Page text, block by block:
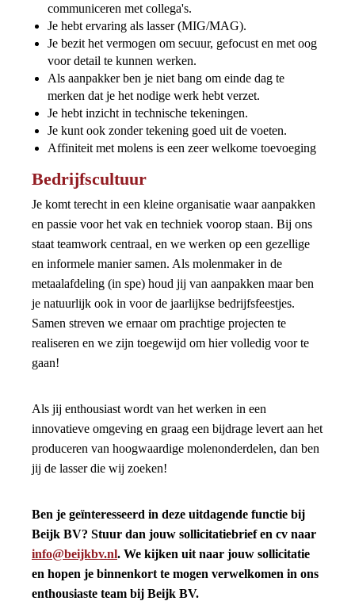
communiceren met collega's.
Je hebt ervaring als lasser (MIG/MAG).
Je bezit het vermogen om secuur, gefocust en met oog
voor detail te kunnen werken.
Als aanpakker ben je niet bang om einde dag te
merken dat je het nodige werk hebt verzet.
Je hebt inzicht in technische tekeningen.
Je kunt ook zonder tekening goed uit de voeten.
Affiniteit met molens is een zeer welkome toevoeging
Bedrijfscultuur
Je komt terecht in een kleine organisatie waar aanpakken
en passie voor het vak en techniek voorop staan. Bij ons
staat teamwork centraal, en we werken op een gezellige
en informele manier samen. Als molenmaker in de
metaalafdeling (in spe) houd jij van aanpakken maar ben
je natuurlijk ook in voor de jaarlijkse bedrijfsfeestjes.
Samen streven we ernaar om prachtige projecten te
realiseren en we zijn toegewijd om hier volledig voor te
gaan!
Als jij enthousiast wordt van het werken in een
innovatieve omgeving en graag een bijdrage levert aan het
produceren van hoogwaardige molenonderdelen, dan ben
jij de lasser die wij zoeken!
Ben je geïnteresseerd in deze uitdagende functie bij
Beijk BV? Stuur dan jouw sollicitatiebrief en cv naar
info@beijkbv.nl. We kijken uit naar jouw sollicitatie
en hopen je binnenkort te mogen verwelkomen in ons
enthousiaste team bij Beijk BV.